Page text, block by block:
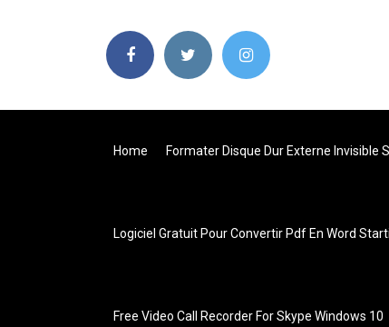
Home Formater Disque Dur Externe Invisible
Logiciel Gratuit Pour Convertir Pdf En Word
Free Video Call Recorder For Skype Windows 10